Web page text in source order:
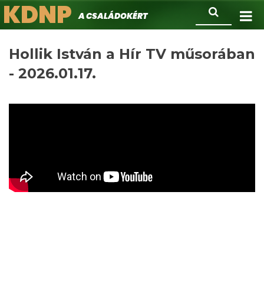
Ugrás
a
Keresés
KDNPA családokért.
Hollik István a Hír TV műsorában
- 2026.01.17.